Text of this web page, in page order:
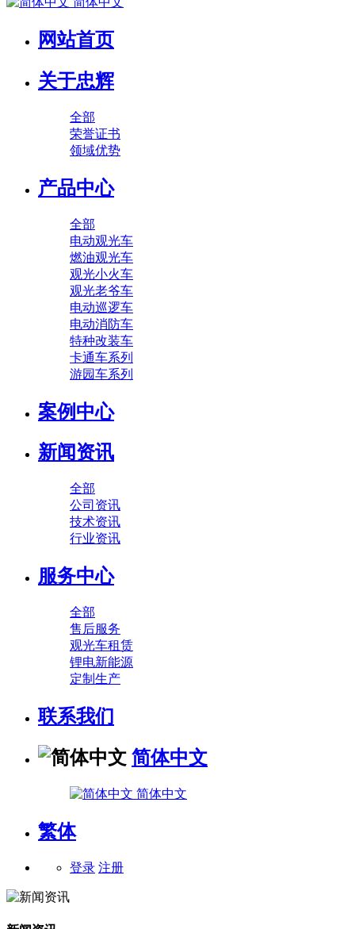
网站首页
关于忠辉
全部
荣誉证书
领域优势
产品中心
全部
电动观光车
燃油观光车
观光小火车
观光老爷车
电动巡逻车
电动消防车
特种改装车
卡通车系列
游园车系列
案例中心
新闻资讯
全部
公司资讯
技术资讯
行业资讯
服务中心
全部
售后服务
观光车租赁
锂电新能源
定制生产
联系我们
简体中文
简体中文
繁体
登录 注册